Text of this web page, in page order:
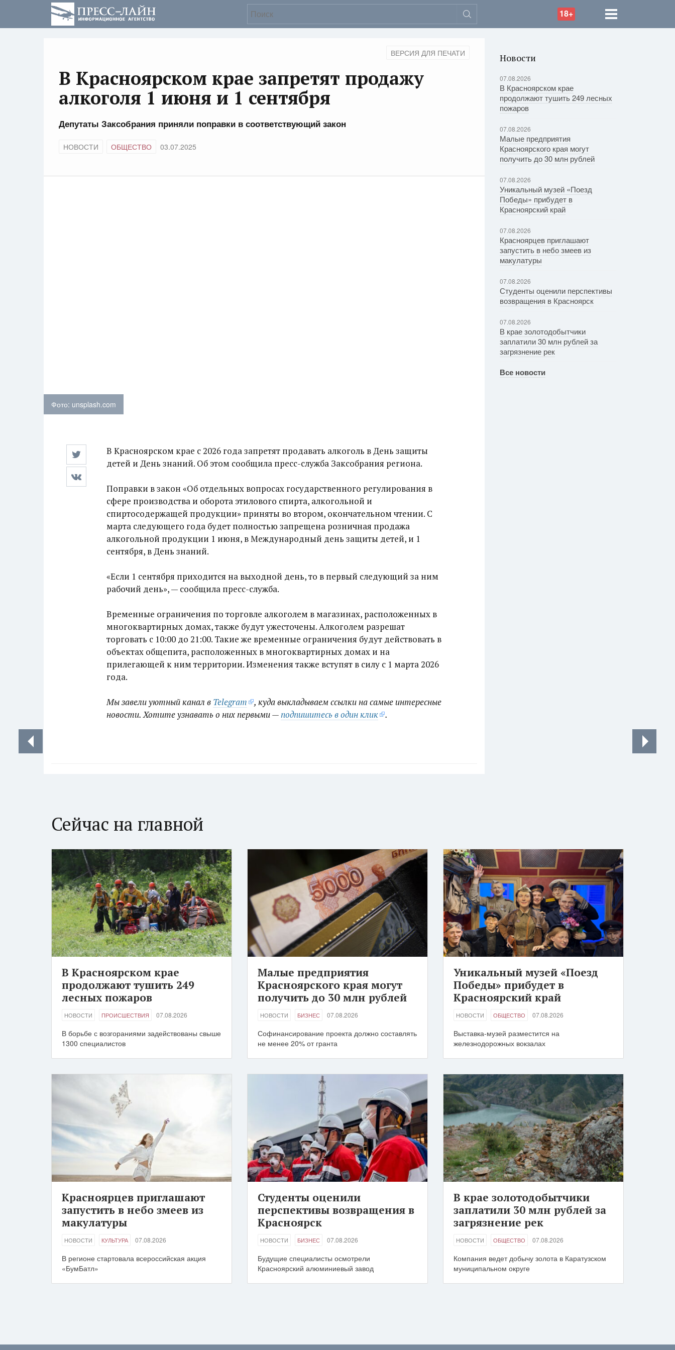
18+
ВЕРСИЯ ДЛЯ ПЕЧАТИ
В Красноярском крае запретят продажу
алкоголя 1 июня и 1 сентября
Депутаты Заксобрания приняли поправки в соответствующий закон
НОВОСТИ ОБЩЕСТВО 03.07.2025
Фото: unsplash.com
В Красноярском крае с 2026 года запретят продавать алкоголь в День защиты
детей и День знаний. Об этом сообщила пресс-служба Заксобрания региона.
Поправки в закон «Об отдельных вопросах государственного регулирования в
сфере производства и оборота этилового спирта, алкогольной и
спиртосодержащей продукции» приняты во втором, окончательном чтении. С
марта следующего года будет полностью запрещена розничная продажа
алкогольной продукции 1 июня, в Международный день защиты детей, и 1
сентября, в День знаний.
«Если 1 сентября приходится на выходной день, то в первый следующий за ним
рабочий день», — сообщила пресс-служба.
Временные ограничения по торговле алкоголем в магазинах, расположенных в
многоквартирных домах, также будут ужесточены. Алкоголем разрешат
торговать с 10:00 до 21:00. Такие же временные ограничения будут действовать в
объектах общепита, расположенных в многоквартирных домах и на
прилегающей к ним территории. Изменения также вступят в силу с 1 марта 2026
года.
Мы завели уютный канал в Telegram
, куда выкладываем ссылки на самые интересные
новости. Хотите узнавать о них первыми — подпишитесь в один клик .
Новости
07.08.2026
В Красноярском крае
продолжают тушить 249 лесных
пожаров
07.08.2026
Малые предприятия
Красноярского края могут
получить до 30 млн рублей
07.08.2026
Уникальный музей «Поезд
Победы» прибудет в
Красноярский край
07.08.2026
Красноярцев приглашают
запустить в небо змеев из
макулатуры
07.08.2026
Студенты оценили перспективы
возвращения в Красноярск
07.08.2026
В крае золотодобытчики
заплатили 30 млн рублей за
загрязнение рек
Все новости
Сейчас на главной
В Красноярском крае
продолжают тушить 249
лесных пожаров
НОВОСТИ ПРОИСШЕСТВИЯ 07.08.2026
В борьбе с возгораниями задействованы свыше
1300 специалистов
Малые предприятия
Красноярского края могут
получить до 30 млн рублей
НОВОСТИ БИЗНЕС 07.08.2026
Софинансирование проекта должно составлять
не менее 20% от гранта
Уникальный музей «Поезд
Победы» прибудет в
Красноярский край
НОВОСТИ ОБЩЕСТВО 07.08.2026
Выставка-музей разместится на
железнодорожных вокзалах
Красноярцев приглашают
запустить в небо змеев из
макулатуры
НОВОСТИ КУЛЬТУРА 07.08.2026
В регионе стартовала всероссийская акция
«БумБатл»
Студенты оценили
перспективы возвращения в
Красноярск
НОВОСТИ БИЗНЕС 07.08.2026
Будущие специалисты осмотрели
Красноярский алюминиевый завод
В крае золотодобытчики
заплатили 30 млн рублей за
загрязнение рек
НОВОСТИ ОБЩЕСТВО 07.08.2026
Компания ведет добычу золота в Каратузском
муниципальном округе